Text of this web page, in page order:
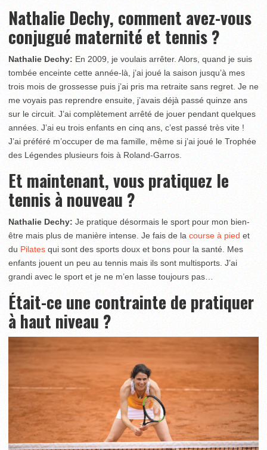
Nathalie Dechy, comment avez-vous
conjugué maternité et tennis ?
Nathalie Dechy: En 2009, je voulais arrêter. Alors, quand je suis
tombée enceinte cette année-là, j’ai joué la saison jusqu’à mes
trois mois de grossesse puis j’ai pris ma retraite sans regret. Je ne
me voyais pas reprendre ensuite, j’avais déjà passé quinze ans
sur le circuit. J’ai complètement arrêté de jouer pendant quelques
années. J’ai eu trois enfants en cinq ans, c’est passé très vite !
J’ai préféré m’occuper de ma famille, même si j’ai joué le Trophée
des Légendes plusieurs fois à Roland-Garros.
Et maintenant, vous pratiquez le
tennis à nouveau ?
Nathalie Dechy: Je pratique désormais le sport pour mon bien-
être mais plus de manière intense. Je fais de la course à pied et
du Pilates qui sont des sports doux et bons pour la santé. Mes
enfants jouent un peu au tennis mais ils sont multisports. J’ai
grandi avec le sport et je ne m’en lasse toujours pas…
Était-ce une contrainte de pratiquer
à haut niveau ?